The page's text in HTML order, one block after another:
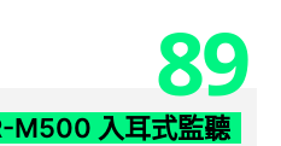
89
M500 入耳式監聽